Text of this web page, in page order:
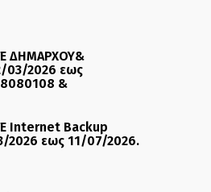
ΔΗΜΑΡΧΟΥ&
03/2026 εως
&
Internet Backup
2026 εως 11/07/2026.